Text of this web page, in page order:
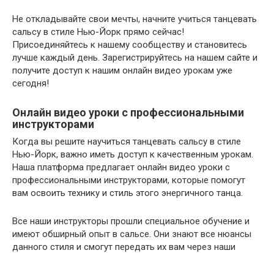
Не откладывайте свои мечты, начните учиться танцевать
сальсу в стиле Нью-Йорк прямо сейчас!
Присоединяйтесь к нашему сообществу и становитесь
лучше каждый день. Зарегистрируйтесь на нашем сайте и
получите доступ к нашим онлайн видео урокам уже
сегодня!
Онлайн видео уроки с профессиональными
инструкторами
Когда вы решите научиться танцевать сальсу в стиле
Нью-Йорк, важно иметь доступ к качественным урокам.
Наша платформа предлагает онлайн видео уроки с
профессиональными инструкторами, которые помогут
вам освоить технику и стиль этого энергичного танца.
Все наши инструкторы прошли специальное обучение и
имеют обширный опыт в сальсе. Они знают все нюансы
данного стиля и смогут передать их вам через наши